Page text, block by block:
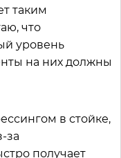
таким
что
уровень
на них должны
в стойке,
за
получает